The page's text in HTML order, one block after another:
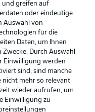
verwalten
und greifen auf
oder eindeutige
Auswahl von
für die
Daten, um Ihnen
Durch Auswahl
Einwilligung werden
sind, sind manche
nicht mehr so relevant
wieder aufrufen, um
Einwilligung zu